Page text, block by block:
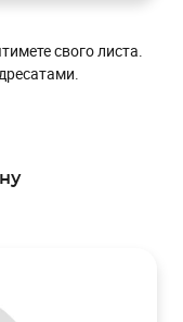
свого листа.